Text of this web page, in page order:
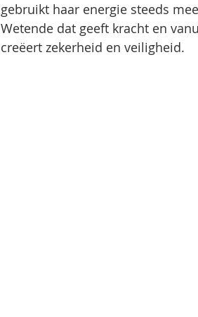
gebruikt haar energie steeds
Wetende dat geeft kracht en
creëert zekerheid en veiligheid.